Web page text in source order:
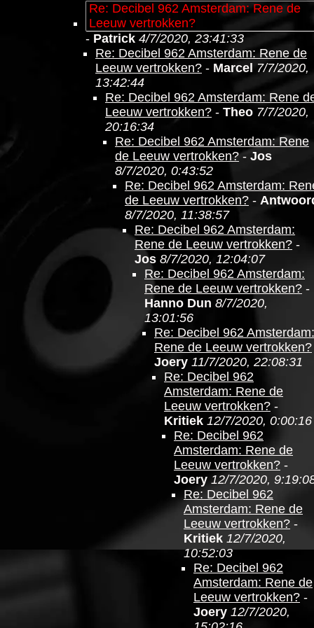
Re: Decibel 962 Amsterdam: Rene de
Leeuw vertrokken?
- Patrick 4/7/2020, 23:41:33
Re: Decibel 962 Amsterdam: Rene de
Leeuw vertrokken? - Marcel 7/7/2020,
13:42:44
Re: Decibel 962 Amsterdam: Rene
Leeuw vertrokken? - Theo 7/7/2020,
20:16:34
Re: Decibel 962 Amsterdam: Rene
de Leeuw vertrokken?- Jos
8/7/2020, 0:43:52
Re: Decibel 962 Amsterdam:
de Leeuw vertrokken? -
8/7/2020, 11:38:57
Re: Decibel 962 Amsterdam:
Rene de Leeuw vertrokken? -
Jos 8/7/2020, 12:04:07
Re: Decibel 962 Amsterdam:
Rene de Leeuw vertrokken? -
Hanno Dun 8/7/2020,
13:01:56
Re: Decibel 962 Amsterdam:
Rene de Leeuw vertrokken?
Joery 11/7/2020, 22:08:31
Re: Decibel 962
Amsterdam: Rene de
Leeuw vertrokken? -
Kritiek 12/7/2020, 0:00:16
Re: Decibel 962
Amsterdam: Rene de
Leeuw vertrokken? -
Joery 12/7/2020,
Re: Decibel 962
Amsterdam: Rene de
Leeuw vertrokken? -
Kritiek 12/7/2020,
10:52:03
Re: Decibel 962
Amsterdam: Rene de
Leeuw vertrokken? -
Joery 12/7/2020,